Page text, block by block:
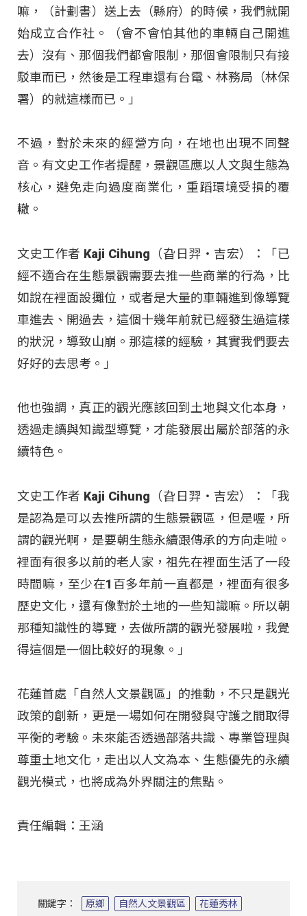
嘛，（計劃書）送上去（縣府）的時候，我們就開
始成立合作社。（會不會怕其他的車輛自己開進
去）沒有、那個我們都會限制，那個會限制只有接
駁車而已，然後是工程車還有台電、林務局（林保
署）的就這樣而已。」
不過，對於未來的經營方向，在地也出現不同聲
音。有文史工作者提醒，景觀區應以人文與生態為
核心，避免走向過度商業化，重蹈環境受損的覆
轍。
文史工作者 Kaji Cihung（旮日羿‧吉宏）：「已
經不適合在生態景觀需要去推一些商業的行為，比
如說在裡面設攤位，或者是大量的車輛進到像導覽
車進去、開過去，這個十幾年前就已經發生過這樣
的狀況，導致山崩。那這樣的經驗，其實我們要去
好好的去思考。」
他也強調，真正的觀光應該回到土地與文化本身，
透過走讀與知識型導覽，才能發展出屬於部落的永
續特色。
文史工作者 Kaji Cihung（旮日羿‧吉宏）：「我
是認為是可以去推所謂的生態景觀區，但是喔，所
謂的觀光啊，是要朝生態永續跟傳承的方向走啦。
裡面有很多以前的老人家，祖先在裡面生活了一段
時間嘛，至少在1百多年前一直都是，裡面有很多
歷史文化，還有像對於土地的一些知識嘛。所以朝
那種知識性的導覽，去做所謂的觀光發展啦，我覺
得這個是一個比較好的現象。」
花蓮首處「自然人文景觀區」的推動，不只是觀光
政策的創新，更是一場如何在開發與守護之間取得
平衡的考驗。未來能否透過部落共識、專業管理與
尊重土地文化，走出以人文為本、生態優先的永續
觀光模式，也將成為外界關注的焦點。
責任編輯：王涵
關鍵字： 原鄉 自然人文景觀區 花蓮秀林